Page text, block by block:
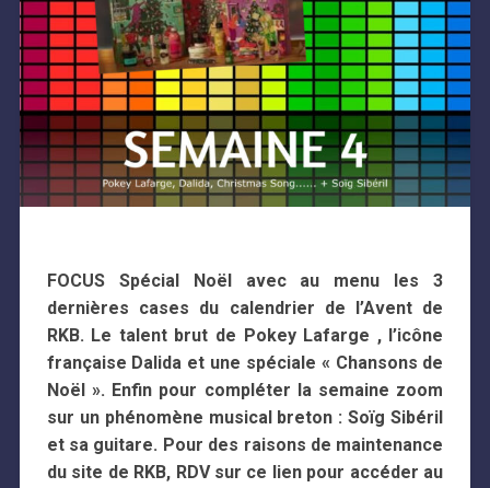
FOCUS Spécial Noël avec au menu les 3
dernières cases du calendrier de l’Avent de
RKB. Le talent brut de Pokey Lafarge , l’icône
française Dalida et une spéciale « Chansons de
Noël ». Enfin pour compléter la semaine zoom
sur un phénomène musical breton : Soïg Sibéril
et sa guitare. Pour des raisons de maintenance
du site de RKB, RDV sur ce lien pour accéder au